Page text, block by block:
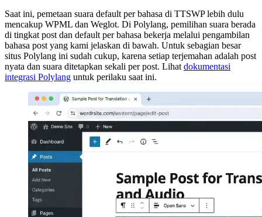
Saat ini, pemetaan suara default per bahasa di TTSWP lebih dulu
mencakup WPML dan Weglot. Di Polylang, pemilihan suara berada
di tingkat post dan default per bahasa bekerja melalui pengambilan
bahasa post yang kami jelaskan di bawah. Untuk sebagian besar
situs Polylang ini sudah cukup, karena setiap terjemahan adalah post
nyata dan suara ditetapkan sekali per post. Lihatdokumentasi
integrasi Polylang untuk perilaku saat ini.